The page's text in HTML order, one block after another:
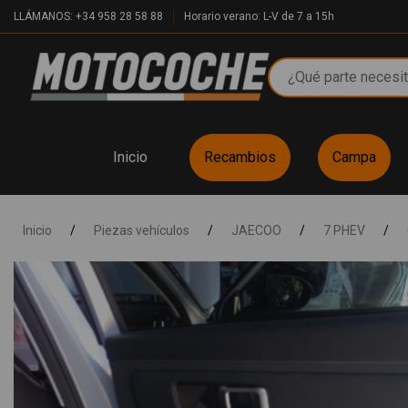
LLÁMANOS: +34 958 28 58 88 Horario verano: L-V de 7 a 15h
Inicio Recambios Campa
Inicio / Piezas vehículos / JAECOO / 7 PHEV /